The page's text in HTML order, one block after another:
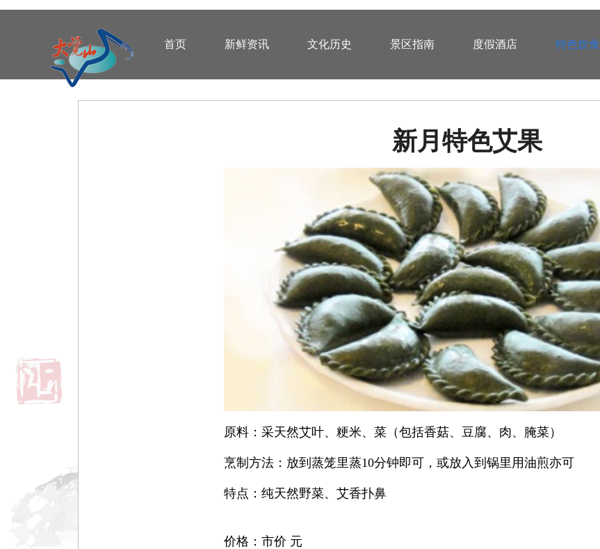
首页 新鲜资讯 文化历史 景区指南 度假酒店 特色饮食
新月特色艾果
原料：采天然艾叶、粳米、菜（包括香菇、豆腐、肉、腌菜）
烹制方法：放到蒸笼里蒸10分钟即可，或放入到锅里用油煎亦可
特点：纯天然野菜、艾香扑鼻
价格： 市价 元